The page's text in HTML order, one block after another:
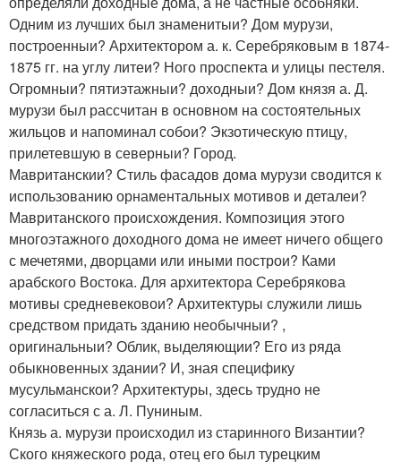
Одним из лучших был знаменитыи? Дом мурузи,
построенныи? Архитектором а. к. Серебряковым в 1874-
1875 гг. на углу литеи? Ного проспекта и улицы пестеля.
Огромныи? пятиэтажныи? доходныи? Дом князя а. Д.
мурузи был рассчитан в основном на состоятельных
жильцов и напоминал собои? Экзотическую птицу,
прилетевшую в северныи? Город.
Мавританскии? Стиль фасадов дома мурузи сводится к
использованию орнаментальных мотивов и деталеи?
Мавританского происхождения. Композиция этого
многоэтажного доходного дома не имеет ничего общего
с мечетями, дворцами или иными построи? Ками
арабского Востока. Для архитектора Серебрякова
мотивы средневековои? Архитектуры служили лишь
средством придать зданию необычныи? ,
оригинальныи? Облик, выделяющии? Его из ряда
обыкновенных здании? И, зная специфику
мусульманскои? Архитектуры, здесь трудно не
согласиться с а. Л. Пуниным.
Князь а. мурузи происходил из старинного Византии?
Ского княжеского рода, отец его был турецким